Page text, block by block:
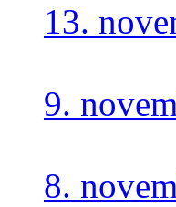
13.
9.
8.